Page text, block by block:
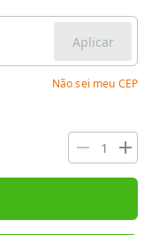
Aplicar
Não sei meu CEP